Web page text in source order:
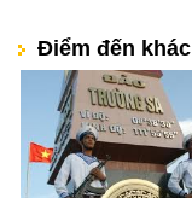
Điểm đến khác